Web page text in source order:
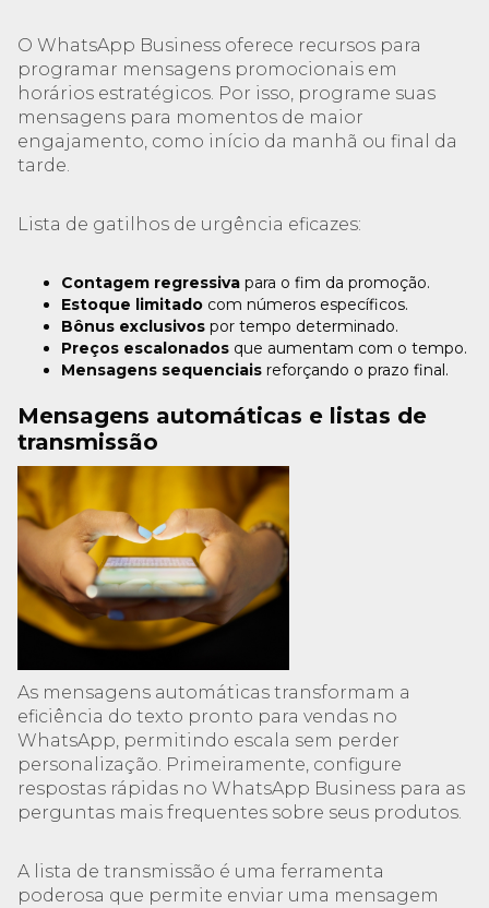
O WhatsApp Business oferece recursos para
programar mensagens promocionais em
horários estratégicos. Por isso, programe suas
mensagens para momentos de maior
engajamento, como início da manhã ou final da
tarde.
Lista de gatilhos de urgência eficazes:
Contagem regressiva para o fim da promoção.
Estoque limitado com números específicos.
Bônus exclusivos por tempo determinado.
Preços escalonados que aumentam com o tempo.
Mensagens sequenciais reforçando o prazo final.
Mensagens automáticas e listas de
transmissão
As mensagens automáticas transformam a
eficiência do texto pronto para vendas no
WhatsApp, permitindo escala sem perder
personalização. Primeiramente, configure
respostas rápidas no WhatsApp Business para as
perguntas mais frequentes sobre seus produtos.
A lista de transmissão é uma ferramenta
poderosa que permite enviar uma mensagem